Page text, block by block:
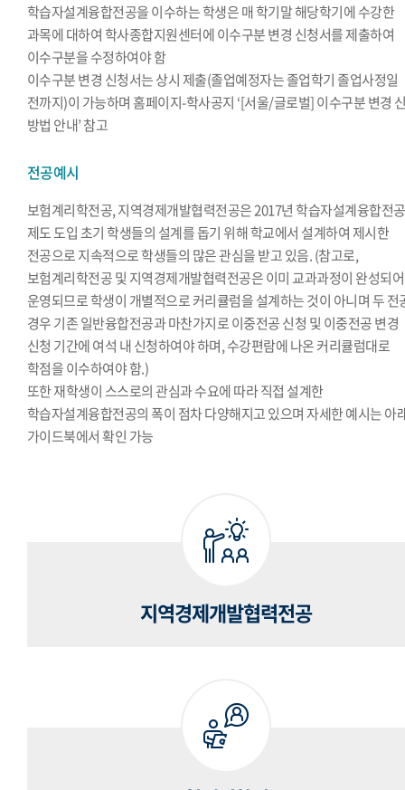
학습자설계융합전공을 이수하는 학생은 매 학기말 해당학기에 수강한
과목에 대하여 학사종합지원센터에 이수구분 변경 신청서를 제출하여
이수구분을 수정하여야 함
이수구분 변경 신청서는 상시 제출(졸업예정자는 졸업학기 졸업사정일
전까지)이 가능하며 홈페이지-학사공지 ‘[서울/글로벌] 이수구분 변경
방법 안내’ 참고
전공예시
보험계리학전공, 지역경제개발협력전공은 2017년 학습자설계융합전공
제도 도입 초기 학생들의 설계를 돕기 위해 학교에서 설계하여 제시한
전공으로 지속적으로 학생들의 많은 관심을 받고 있음. (참고로,
보험계리학전공 및 지역경제개발협력전공은 이미 교과과정이 완성되어
운영되므로 학생이 개별적으로 커리큘럼을 설계하는 것이 아니며 두 전
경우 기존 일반융합전공과 마찬가지로 이중전공 신청 및 이중전공 변경
신청 기간에 여석 내 신청하여야 하며, 수강편람에 나온 커리큘럼대로
학점을 이수하여야 함.)
또한 재학생이 스스로의 관심과 수요에 따라 직접 설계한
학습자설계융합전공의 폭이 점차 다양해지고 있으며 자세한 예시는 아
가이드북에서 확인 가능
지역경제개발협력전공